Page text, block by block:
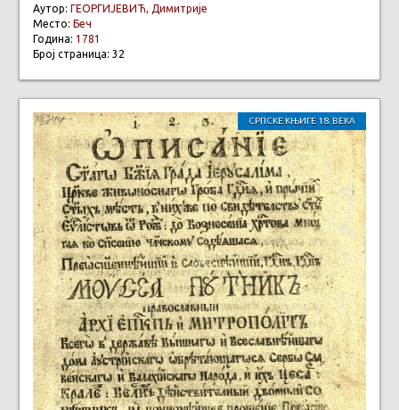
Аутор: ГЕОРГИЈЕВИЋ, Димитрије
Место: Беч
Година: 1781
Број страница: 32
СРПСКЕ КЊИГЕ 18. ВЕКА